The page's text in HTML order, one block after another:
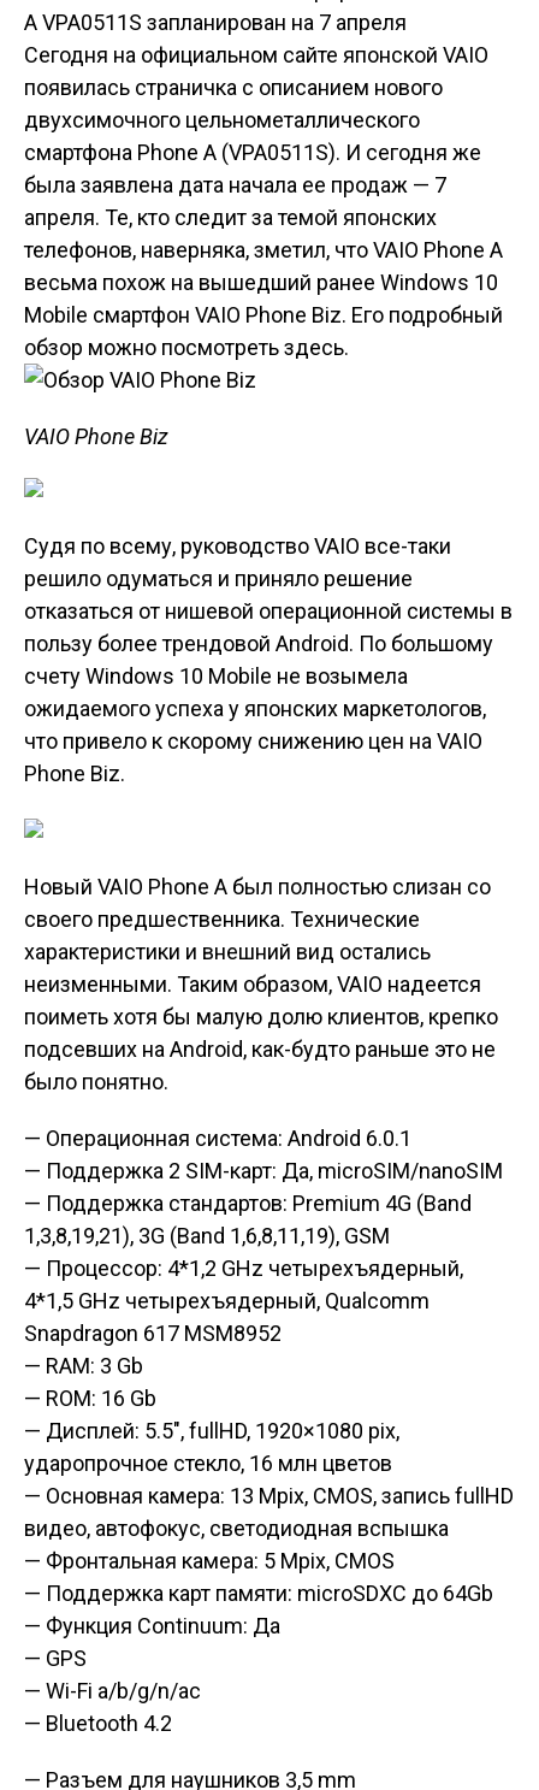
Сегодня на официальном сайте японской VAIO
появилась страничка с описанием нового
двухсимочного цельнометаллического
смартфона Phone A (VPA0511S). И сегодня же
была заявлена дата начала ее продаж — 7
апреля. Те, кто следит за темой японских
телефонов, наверняка, зметил, что VAIO Phone A
весьма похож на вышедший ранее Windows 10
Mobile смартфон VAIO Phone Biz. Его подробный
обзор можно посмотреть здесь.
VAIO Phone Biz
Судя по всему, руководство VAIO все-таки
решило одуматься и приняло решение
отказаться от нишевой операционной системы в
пользу более трендовой Android. По большому
счету Windows 10 Mobile не возымела
ожидаемого успеха у японских маркетологов,
что привело к скорому снижению цен на VAIO
Phone Biz.
Новый VAIO Phone A был полностью слизан со
своего предшественника. Технические
характеристики и внешний вид остались
неизменными. Таким образом, VAIO надеется
поиметь хотя бы малую долю клиентов, крепко
подсевших на Android, как-будто раньше это не
было понятно.
— Операционная система: Android 6.0.1
— Поддержка 2 SIM-карт: Да, microSIM/nanoSIM
— Поддержка стандартов: Premium 4G (Band
1,3,8,19,21), 3G (Band 1,6,8,11,19), GSM
— Процессор: 4*1,2 GHz четырехъядерный,
4*1,5 GHz четырехъядерный, Qualcomm
Snapdragon 617 MSM8952
— RAM: 3 Gb
— ROM: 16 Gb
— Дисплей: 5.5″, fullHD, 1920×1080 pix,
ударопрочное стекло, 16 млн цветов
— Основная камера: 13 Mpix, CMOS, запись fullHD
видео, автофокус, светодиодная вспышка
— Фронтальная камера: 5 Mpix, CMOS
— Поддержка карт памяти: microSDXC до 64Gb
— Функция Continuum: Да
— GPS
— Wi-Fi a/b/g/n/ac
— Bluetooth 4.2
— Разъем для наушников 3,5 mm